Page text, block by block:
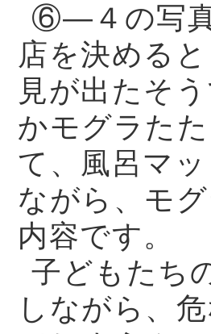
⑥—４の写真
店を決める
見が出たそ
かモグラた
て、風呂マ
ながら、モ
内容です。
子どもたち
しながら、